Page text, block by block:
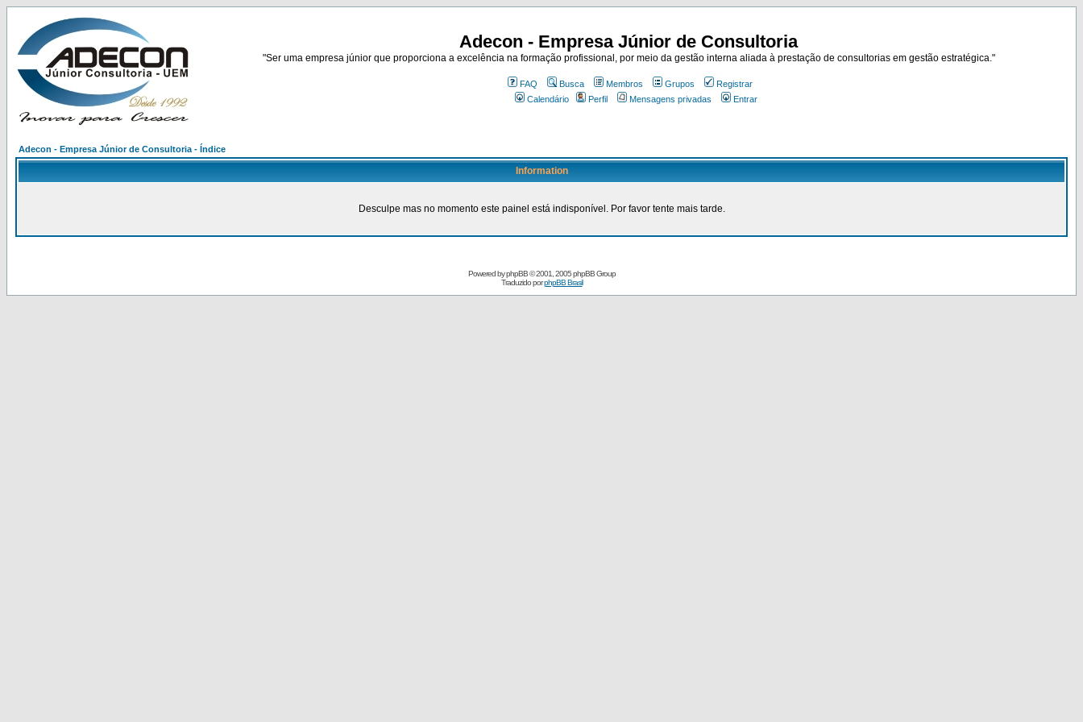
Adecon - Empresa Júnior de Consultoria
"Ser uma empresa júnior que proporciona a excelência na formação profissional, por meio da gestão interna aliada à prestação de consultorias em gestão estratégica."
FAQ Busca Membros Grupos
Registrar
Calendário
Perfil Mensagens privadas Entrar
Adecon - Empresa Júnior de Consultoria - Índice
Information
Desculpe mas no momento este painel está indisponível. Por favor tente mais tarde.
Powered byphpBB© 2001, 2005 phpBB Group
Traduzido porphpBB Brasil